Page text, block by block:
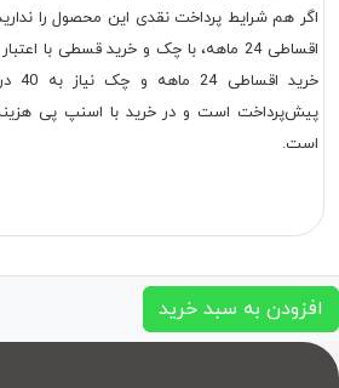
اگر هم شرایط پرداخت نقدی این محصول را
اقساطی 24 ماهه، با چک و خرید قسطی با
خرید
پیش‌پرداخت است و در خرید با اسنپ پی
است.
افزودن به سبد خرید